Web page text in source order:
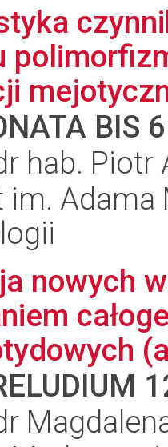
BIS 6
hab. Piotr
im.
nowych